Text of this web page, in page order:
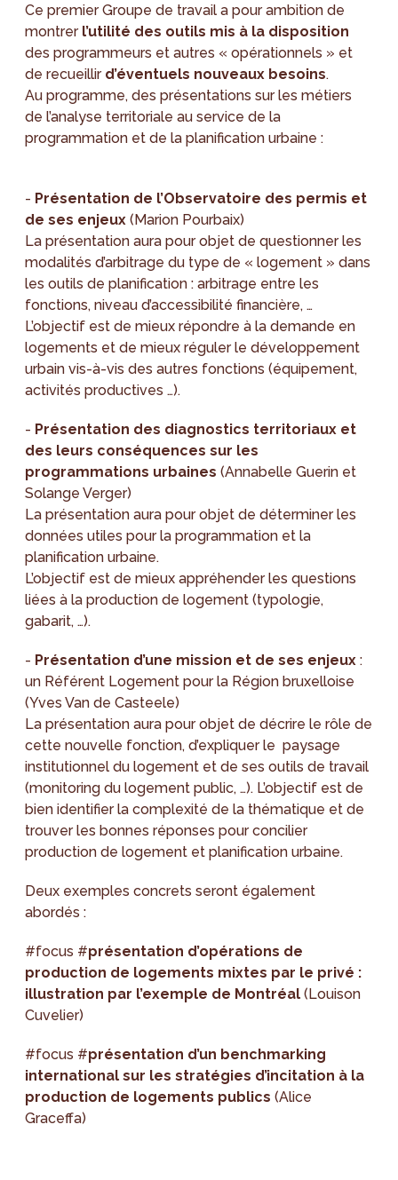
Ce premier Groupe de travail a pour ambition de
montrer l’utilité des outils mis à la disposition
des programmeurs et autres « opérationnels » et
de recueillir d’éventuels nouveaux besoins.
Au programme, des présentations sur les métiers
de l’analyse territoriale au service de la
programmation et de la planification urbaine :
- Présentation de l’Observatoire des permis et
de ses enjeux (Marion Pourbaix)
La présentation aura pour objet de questionner les
modalités d’arbitrage du type de « logement » dans
les outils de planification : arbitrage entre les
fonctions, niveau d’accessibilité financière, …
L’objectif est de mieux répondre à la demande en
logements et de mieux réguler le développement
urbain vis-à-vis des autres fonctions (équipement,
activités productives …).
- Présentation des diagnostics territoriaux et
des leurs conséquences sur les
programmations urbaines (Annabelle Guerin et
Solange Verger)
La présentation aura pour objet de déterminer les
données utiles pour la programmation et la
planification urbaine.
L’objectif est de mieux appréhender les questions
liées à la production de logement (typologie,
gabarit, …).
- Présentation d’une mission et de ses enjeux :
un Référent Logement pour la Région bruxelloise
(Yves Van de Casteele)
La présentation aura pour objet de décrire le rôle de
cette nouvelle fonction, d’expliquer le paysage
institutionnel du logement et de ses outils de travail
(monitoring du logement public, …). L’objectif est de
bien identifier la complexité de la thématique et de
trouver les bonnes réponses pour concilier
production de logement et planification urbaine.
Deux exemples concrets seront également
abordés :
#focus #présentation d’opérations de
production de logements mixtes par le privé :
illustration par l’exemple de Montréal (Louison
Cuvelier)
#focus #présentation d’un benchmarking
international sur les stratégies d’incitation à la
production de logements publics (Alice
Graceffa)